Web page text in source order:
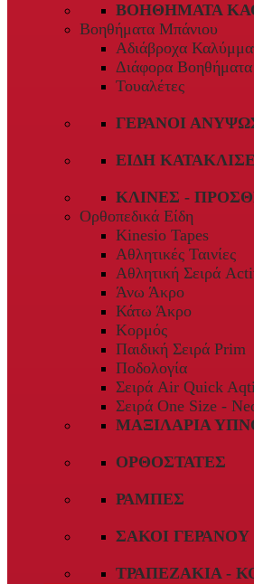
ΒΟΗΘΉΜΑΤΑ
Βοηθήματα Μπάνιου
Αδιάβροχα
Διάφορα
Τουαλέτες
ΓΕΡΑΝΟΊ
ΕΊΔΗ
ΚΛΊΝΕΣ -
Ορθοπεδικά Είδη
Kinesio Tapes
Αθλητικές Ταινίες
Αθλητική Σειρά
Άνω Άκρο
Κάτω Άκρο
Κορμός
Παιδική Σειρά Prim
Ποδολογία
Σειρά Air Quick
Σειρά One Size -
ΜΑΞΙΛΆΡΙΑ
ΟΡΘΟΣΤΆΤΕΣ
ΡΆΜΠΕΣ
ΣΆΚΟΙ ΓΕΡΑΝΟΎ
ΤΡΑΠΕΖΆΚΙΑ -